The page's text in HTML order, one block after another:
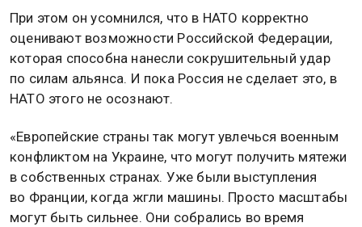
При этом он усомнился, что в НАТО корректно
оценивают возможности Российской Федерации,
которая способна нанесли сокрушительный удар
по силам альянса. И пока Россия не сделает это, в
НАТО этого не осознают.
«Европейские страны так могут увлечься военным
конфликтом на Украине, что могут получить мятежи
в собственных странах. Уже были выступления
во Франции, когда жгли машины. Просто масштабы
могут быть сильнее. Они собрались во время